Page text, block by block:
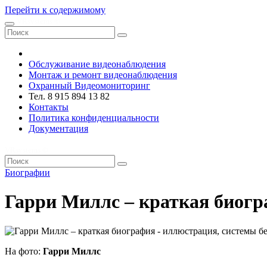
Перейти к содержимому
Обслуживание видеонаблюдения
Монтаж и ремонт видеонаблюдения
Охранный Видеомониторинг
Тел. 8 915 894 13 82
Контакты
Политика конфиденциальности
Документация
Биографии
Гарри Миллс – краткая
На фото: Гарри Миллс